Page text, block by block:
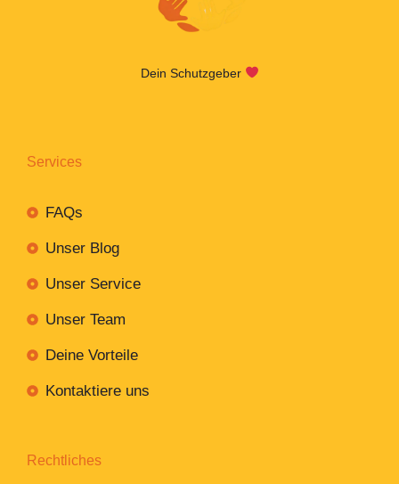
Dein Schutzgeber
Services
FAQs
Unser Blog
Unser Service
Unser Team
Deine Vorteile
Kontaktiere uns
Rechtliches